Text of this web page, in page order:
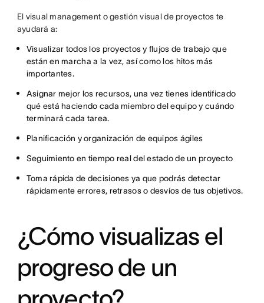
El visual management o gestión visual de proyectos te
ayudará a:
Visualizar todos los proyectos y flujos de trabajo que
están en marcha a la vez, así como los hitos más
importantes.
Asignar mejor los recursos, una vez tienes identificado
qué está haciendo cada miembro del equipo y cuándo
terminará cada tarea.
Planificación y organización de equipos ágiles
Seguimiento en tiempo real del estado de un proyecto
Toma rápida de decisiones ya que podrás detectar
rápidamente errores, retrasos o desvíos de tus objetivos.
¿Cómo visualizas el
progreso de un